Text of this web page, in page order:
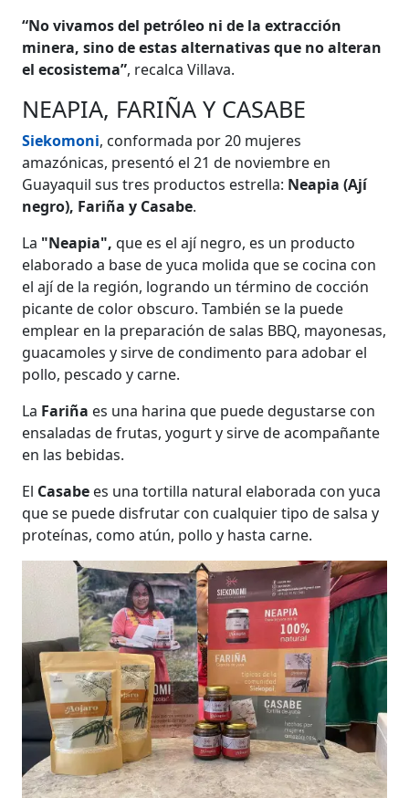
“No vivamos del petróleo ni de la extracción
minera, sino de estas alternativas que no alteran
el ecosistema”, recalca Villava.
NEAPIA, FARIÑA Y CASABE
Siekomoni, conformada por 20 mujeres
amazónicas, presentó el 21 de noviembre en
Guayaquil sus tres productos estrella: Neapia (Ají
negro), Fariña y Casabe.
La "Neapia",que es el ají negro, es un producto
elaborado a base de yuca molida que se cocina con
el ají de la región, logrando un término de cocción
picante de color obscuro. También se la puede
emplear en la preparación de salas BBQ, mayonesas,
guacamoles y sirve de condimento para adobar el
pollo, pescado y carne.
La Fariña es una harina que puede degustarse con
ensaladas de frutas, yogurt y sirve de acompañante
en las bebidas.
El Casabe es una tortilla natural elaborada con yuca
que se puede disfrutar con cualquier tipo de salsa y
proteínas, como atún, pollo y hasta carne.